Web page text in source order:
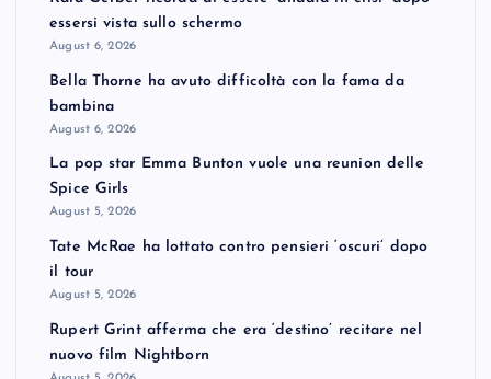
essersi vista sullo schermo
August 6, 2026
Bella Thorne ha avuto difficoltà con la fama da
bambina
August 6, 2026
La pop star Emma Bunton vuole una reunion delle
Spice Girls
August 5, 2026
Tate McRae ha lottato contro pensieri ‘oscuri’ dopo
il tour
August 5, 2026
Rupert Grint afferma che era ‘destino’ recitare nel
nuovo film Nightborn